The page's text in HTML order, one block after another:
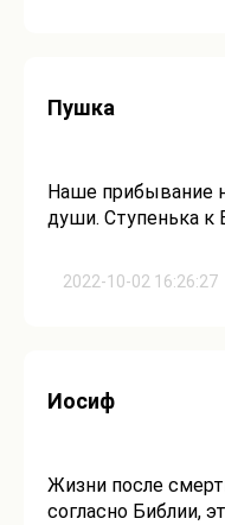
2022-10-02 16:26:27
Пушка
Наше прибывание
души. Ступенька к
Иосиф
Жизни после
согласно Библии,